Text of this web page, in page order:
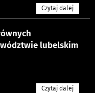
Czytaj dalej
lubelskim
Czytaj dalej